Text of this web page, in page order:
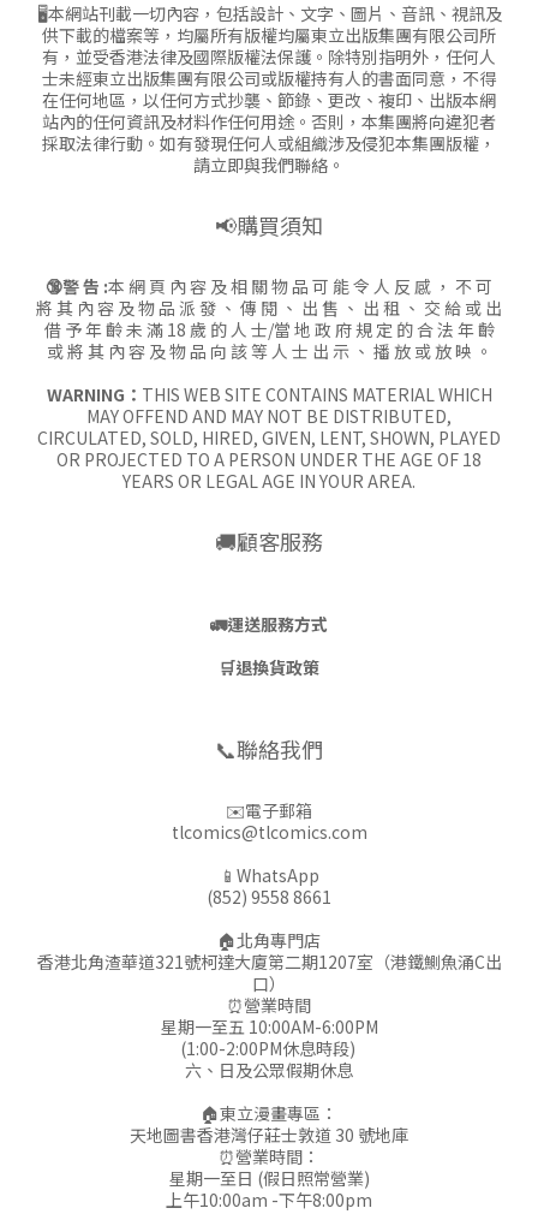
🖥本網站刊載一切內容，包括設計、文字、圖片、音訊、視訊及
供下載的檔案等，均屬所有版權均屬東立出版集團有限公司所
有，並受香港法律及國際版權法保護。除特別指明外，任何人
士未經東立出版集團有限公司或版權持有人的書面同意，不得
在任何地區，以任何方式抄襲、節錄、更改、複印、出版本網
站內的任何資訊及材料作任何用途。否則，本集團將向違犯者
採取法律行動。如有發現任何人或組織涉及侵犯本集團版權，
請立即與我們聯絡。
📢購買須知
🔞警 告 :本 網 頁 內 容 及 相 關 物 品 可 能 令 人 反 感 ， 不 可
將 其 內 容 及 物 品 派 發 、 傳 閱 、 出 售 、 出 租 、 交 給 或 出
借 予 年 齡 未 滿 18 歲 的 人 士/當 地 政 府 規 定 的 合 法 年 齡
或 將 其 內 容 及 物 品 向 該 等 人 士 出 示 、 播 放 或 放 映 。
WARNING： THIS WEB SITE CONTAINS MATERIAL WHICH
MAY OFFEND AND MAY NOT BE DISTRIBUTED,
CIRCULATED, SOLD, HIRED, GIVEN, LENT, SHOWN, PLAYED
OR PROJECTED TO A PERSON UNDER THE AGE OF 18
YEARS OR LEGAL AGE IN YOUR AREA.
🚚顧客服務
🚛運送服務方式
🛒退換貨政策
📞聯絡我們
✉️電子郵箱
tlcomics@tlcomics.com
📱WhatsApp
(852) 9558 8661
🏠北角專門店
香港北角渣華道321號柯達大廈第二期1207室（港鐵鰂魚涌C出
口）
⏰營業時間
星期一至五 10:00AM-6:00PM
(1:00-2:00PM休息時段)
六、日及公眾假期休息
🏠東立漫畫專區：
天地圖書香港灣仔莊士敦道 30 號地庫
⏰營業時間：
星期一至日 (假日照常營業)
上午10:00am -下午8:00pm